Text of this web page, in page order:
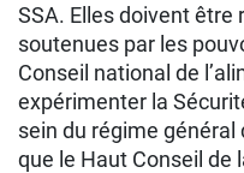
SSA. Elles doivent être
soutenues par les
Conseil national de
expérimenter la
sein du régime
que le Haut Conseil de